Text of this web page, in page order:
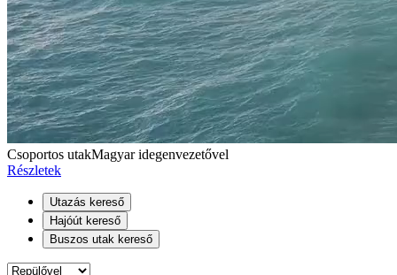
Csoportos utakMagyar idegenvezetővel
Részletek
Utazás kereső
Hajóút kereső
Buszos utak kereső